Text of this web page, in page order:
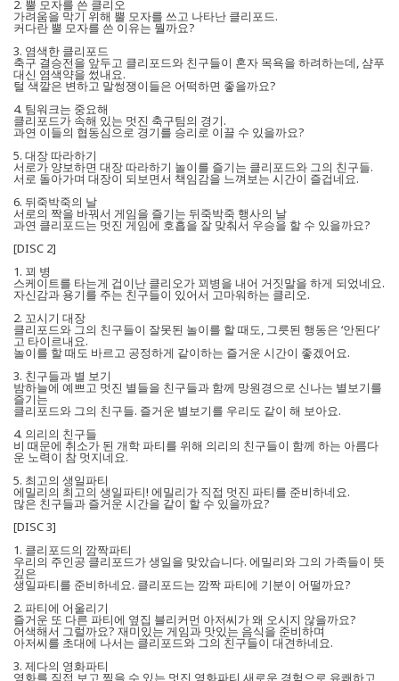
2. 뿔 모자를 쓴 클리오
가려움을 막기 위해 뿔 모자를 쓰고 나타난 클리포드.
커다란 뿔 모자를 쓴 이유는 뭘까요?
3. 염색한 클리포드
축구 결승전을 앞두고 클리포드와 친구들이 혼자 목욕을 하려하는데, 샴푸
대신 염색약을 썼내요.
털 색깔은 변하고 말썽쟁이들은 어떡하면 좋을까요?
4. 팀워크는 중요해
클리포드가 속해 있는 멋진 축구팀의 경기.
과연 이들의 협동심으로 경기를 승리로 이끌 수 있을까요?
5. 대장 따라하기
서로가 양보하면 대장 따라하기 놀이를 즐기는 클리포드와 그의 친구들.
서로 돌아가며 대장이 되보면서 책임감을 느껴보는 시간이 즐겁네요.
6. 뒤죽박죽의 날
서로의 짝을 바꿔서 게임을 즐기는 뒤죽박죽 행사의 날
과연 클리포드는 멋진 게임에 호흡을 잘 맞춰서 우승을 할 수 있을까요?
[DISC 2]
1. 꾀 병
스케이트를 타는게 겁이난 클리오가 꾀병을 내어 거짓말을 하게 되었네요.
자신감과 용기를 주는 친구들이 있어서 고마워하는 클리오.
2. 꼬시기 대장
클리포드와 그의 친구들이 잘못된 놀이를 할 때도, 그릇된 행동은 ‘안된다’
고 타이르내요.
놀이를 할 때도 바르고 공정하게 같이하는 즐거운 시간이 좋겠어요.
3. 친구들과 별 보기
밤하늘에 예쁘고 멋진 별들을 친구들과 함께 망원경으로 신나는 별보기를
즐기는
클리포드와 그의 친구들. 즐거운 별보기를 우리도 같이 해 보아요.
4. 의리의 친구들
비 때문에 취소가 된 개학 파티를 위해 의리의 친구들이 함께 하는 아름다
운 노력이 참 멋지네요.
5. 최고의 생일파티
에밀리의 최고의 생일파티! 에밀리가 직접 멋진 파티를 준비하네요.
많은 친구들과 즐거운 시간을 같이 할 수 있을까요?
[DISC 3]
1. 클리포드의 깜짝파티
우리의 주인공 클리포드가 생일을 맞았습니다. 에밀리와 그의 가족들이 뜻
깊은
생일파티를 준비하네요. 클리포드는 깜짝 파티에 기분이 어떨까요?
2. 파티에 어울리기
즐거운 또 다른 파티에 옆집 블리커먼 아저씨가 왜 오시지 않을까요?
어색해서 그럴까요? 재미있는 게임과 맛있는 음식을 준비하며
아저씨를 초대에 나서는 클리포드와 그의 친구들이 대견하네요.
3. 제다의 영화파티
영화를 직접 보고 찍을 수 있는 멋진 영화파티 새로운 경험으로 유쾌하고